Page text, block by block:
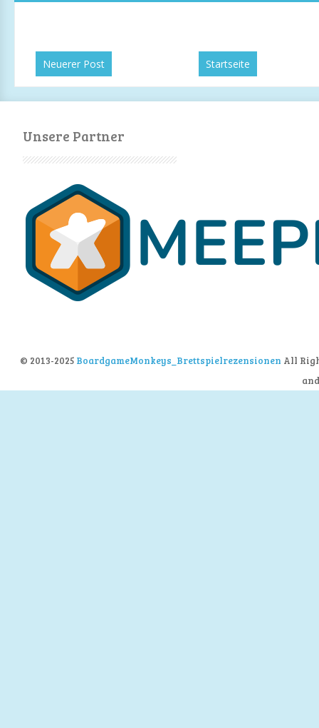
Neuerer Post Startseite
Unsere Partner
© 2013-2025 BoardgameMonkeys_Brettspielrezensionen All